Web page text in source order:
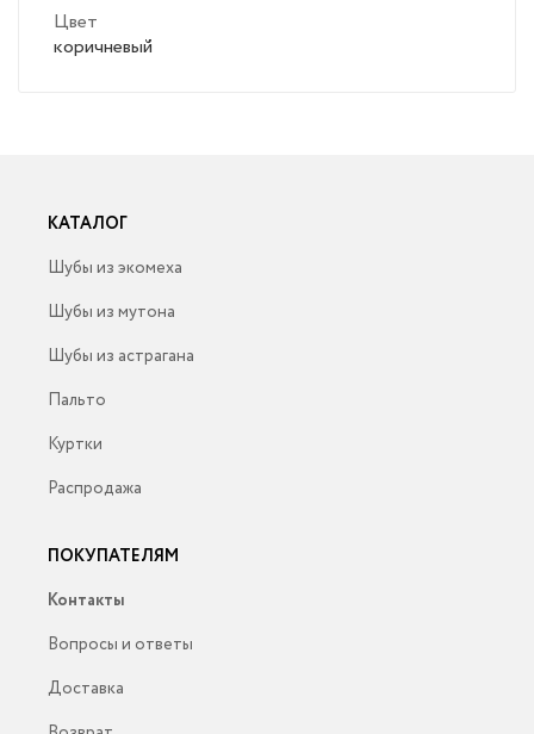
Цвет
коричневый
КАТАЛОГ
Шубы из экомеха
Шубы из мутона
Шубы из астрагана
Пальто
Куртки
Распродажа
ПОКУПАТЕЛЯМ
Контакты
Вопросы и ответы
Доставка